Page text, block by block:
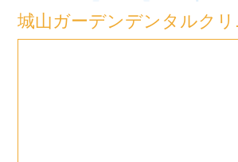
城山ガーデンデンタルクリ